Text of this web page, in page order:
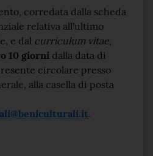
corredata dalla scheda
relativa all'ultimo
e dal curriculum vitae,
10 giorni dalla data di
circolare presso
alla casella di posta
.